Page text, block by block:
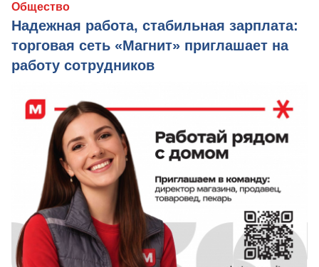
Общество
Надежная работа, стабильная зарплата:
торговая сеть «Магнит» приглашает на
работу сотрудников